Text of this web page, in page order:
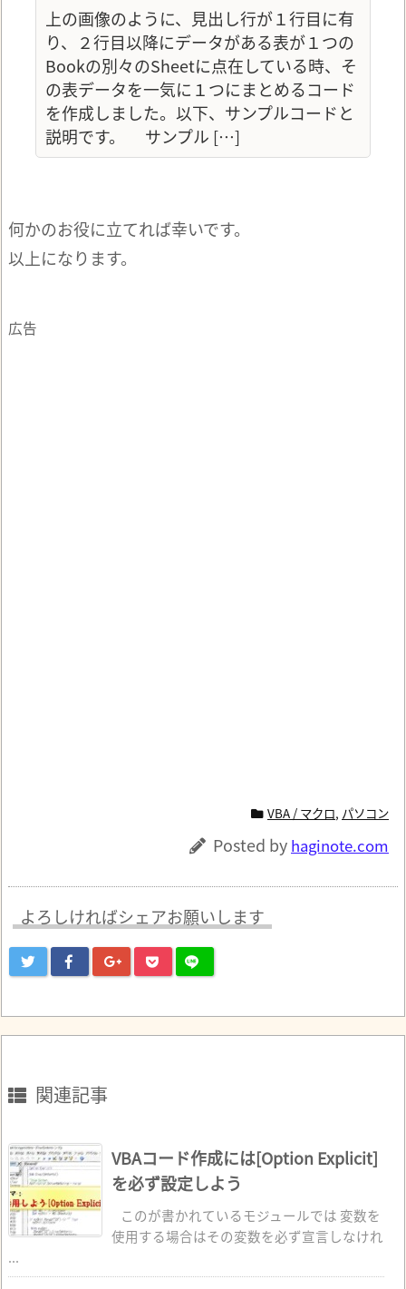
上の画像のように、見出し行が１行目に有
り、２行目以降にデータがある表が１つの
Bookの別々のSheetに点在している時、そ
の表データを一気に１つにまとめるコード
を作成しました。以下、サンプルコードと
説明です。 サンプル […]
何かのお役に立てれば幸いです。
以上になります。
広告
VBA / マクロ, パソコン
Posted by haginote.com
よろしければシェアお願いします
関連記事
VBAコード作成には[Option Explicit]
を必ず設定しよう
このが書かれているモジュールでは 変数を
使用する場合はその変数を必ず宣言しなけれ
...